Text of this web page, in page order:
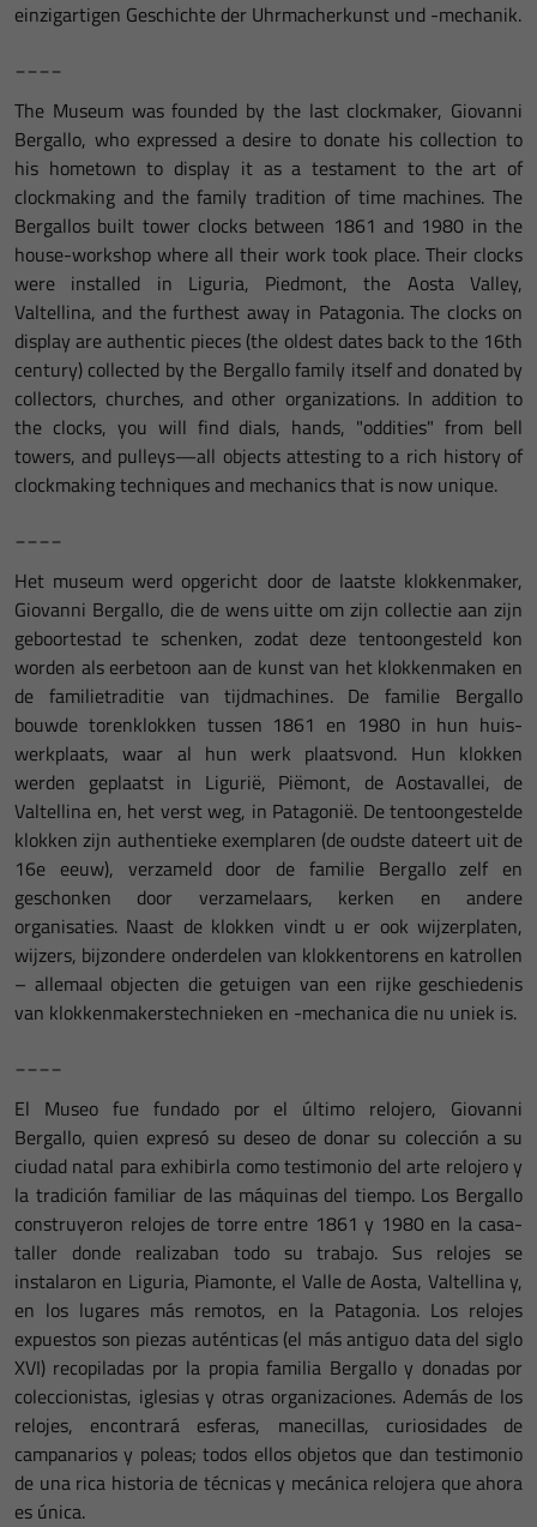
einzigartigen Geschichte der Uhrmacherkunst und -mechanik.
The Museum was founded by the last clockmaker, Giovanni
Bergallo, who expressed a desire to donate his collection to
his hometown to display it as a testament to the art of
clockmaking and the family tradition of time machines. The
Bergallos built tower clocks between 1861 and 1980 in the
house-workshop where all their work took place. Their clocks
were installed in Liguria, Piedmont, the Aosta Valley,
Valtellina, and the furthest away in Patagonia. The clocks on
display are authentic pieces (the oldest dates back to the 16th
century) collected by the Bergallo family itself and donated by
collectors, churches, and other organizations. In addition to
the clocks, you will find dials, hands, "oddities" from bell
towers, and pulleys—all objects attesting to a rich history of
clockmaking techniques and mechanics that is now unique.
Het museum werd opgericht door de laatste klokkenmaker,
Giovanni Bergallo, die de wens uitte om zijn collectie aan zijn
geboortestad te schenken, zodat deze tentoongesteld kon
worden als eerbetoon aan de kunst van het klokkenmaken en
de familietraditie van tijdmachines. De familie Bergallo
bouwde torenklokken tussen 1861 en 1980 in hun huis-
werkplaats, waar al hun werk plaatsvond. Hun klokken
werden geplaatst in Ligurië, Piëmont, de Aostavallei, de
Valtellina en, het verst weg, in Patagonië. De tentoongestelde
klokken zijn authentieke exemplaren (de oudste dateert uit de
16e eeuw), verzameld door de familie Bergallo zelf en
geschonken door verzamelaars, kerken en andere
organisaties. Naast de klokken vindt u er ook wijzerplaten,
wijzers, bijzondere onderdelen van klokkentorens en katrollen
– allemaal objecten die getuigen van een rijke geschiedenis
van klokkenmakerstechnieken en -mechanica die nu uniek is.
El Museo fue fundado por el último relojero, Giovanni
Bergallo, quien expresó su deseo de donar su colección a su
ciudad natal para exhibirla como testimonio del arte relojero y
la tradición familiar de las máquinas del tiempo. Los Bergallo
construyeron relojes de torre entre 1861 y 1980 en la casa-
taller donde realizaban todo su trabajo. Sus relojes se
instalaron en Liguria, Piamonte, el Valle de Aosta, Valtellina y,
en los lugares más remotos, en la Patagonia. Los relojes
expuestos son piezas auténticas (el más antiguo data del siglo
XVI) recopiladas por la propia familia Bergallo y donadas por
coleccionistas, iglesias y otras organizaciones. Además de los
relojes, encontrará esferas, manecillas, curiosidades de
campanarios y poleas; todos ellos objetos que dan testimonio
de una rica historia de técnicas y mecánica relojera que ahora
es única.